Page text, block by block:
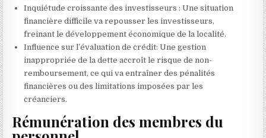
Inquiétude croissante des investisseurs : Une situation
financière difficile va repousser les investisseurs,
freinant le développement économique de la localité.
Influence sur l’évaluation de crédit: Une gestion
inappropriée de la dette accroît le risque de non-
remboursement, ce qui va entraîner des pénalités
financières ou des limitations imposées par les
créanciers.
Rémunération des membres du